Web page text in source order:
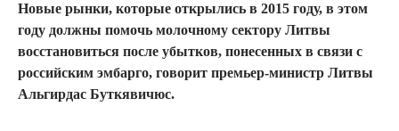
Новые рынки, которые открылись в 2015 году, в этом
году должны помочь молочному сектору Литвы
восстановиться после убытков, понесенных в связи с
российским эмбарго, говорит премьер-министр Литвы
Альгирдас Буткявичюс.